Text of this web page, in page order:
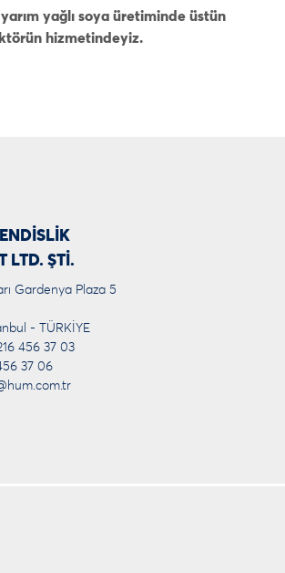
yağlı soya üretiminde üstün
hizmetindeyiz.
LTD. ŞTİ.
Gardenya Plaza 5
- TÜRKİYE
456 37 03
37 06